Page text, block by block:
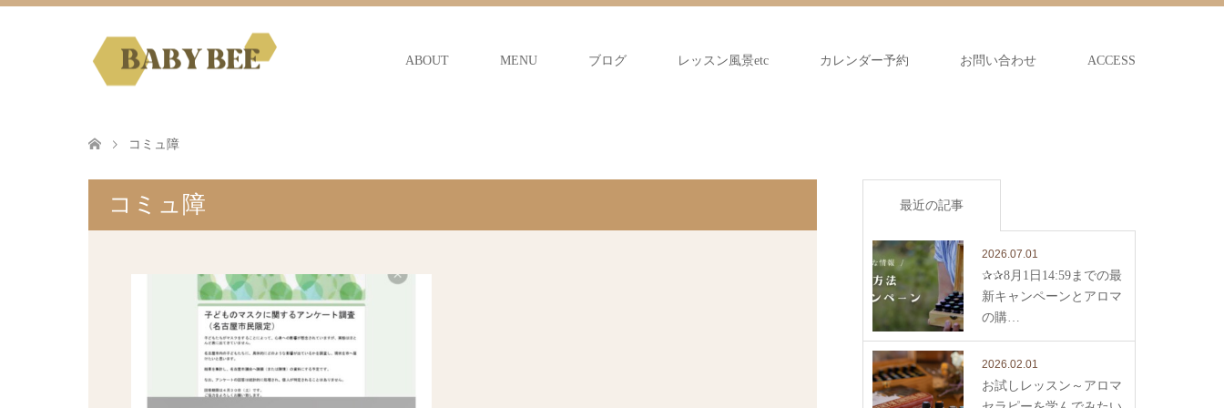
ABOUT MENU ブログ レッスン風景etc カレンダー予約 お問い合わせ ACCESS
コミュ障
コミュ障 最近の記事
2026.07.01
✰✰8月1日14:59までの最
新キャンペーンとアロマ
の購…
2026.02.01
お試しレッスン～アロマ